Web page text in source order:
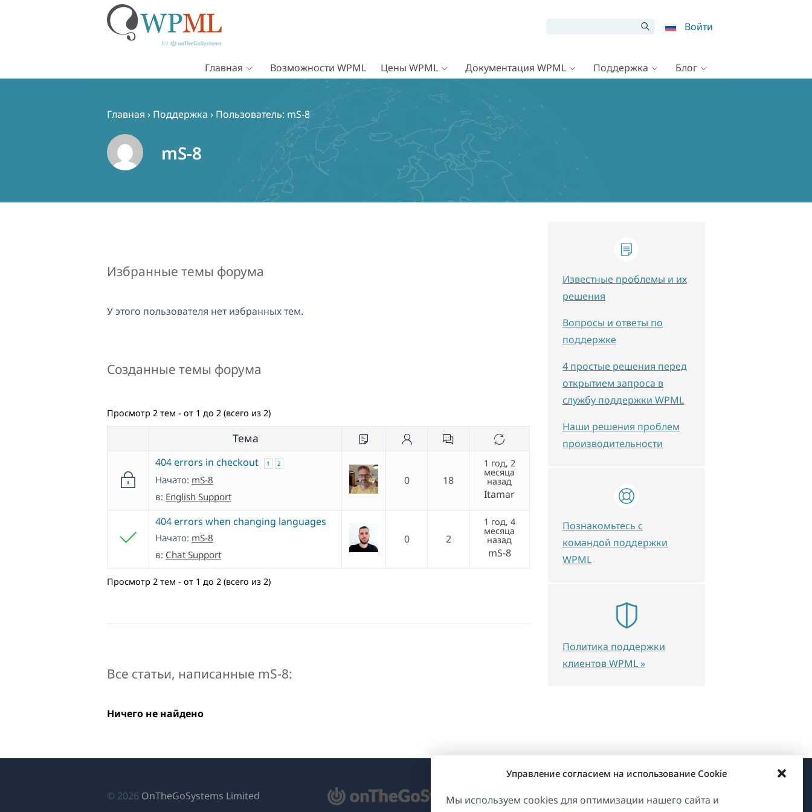
Управление согласием на использование Cookie
Мы используем cookies для оптимизации нашего сайта и
Войти
Главная Возможности WPML Цены WPML Документация WPML Поддержка Блог
Главная › Поддержка › Пользователь: mS-8
mS-8
Избранные темы форума
У этого пользователя нет избранных тем.
Созданные темы форума
Просмотр 2 тем - от 1 до 2 (всего из 2)
Тема
404 errors in checkout 1 2
Начато: mS-8
в: English Support
0 18
1 год, 2
месяца
назад
Itamar
404 errors when changing languages
Начато: mS-8
в: Chat Support
0 2
1 год, 4
месяца
назад
mS-8
Просмотр 2 тем - от 1 до 2 (всего из 2)
Все статьи, написанные mS-8:
Ничего не найдено
Известные проблемы и их
решения
Вопросы и ответы по
поддержке
4 простые решения перед
открытием запроса в
службу поддержки WPML
Наши решения проблем
производительности
Познакомьтесь с
командой поддержки
WPML
Политика поддержки
клиентов WPML »
© 2026 OnTheGoSystems Limited
О WPML